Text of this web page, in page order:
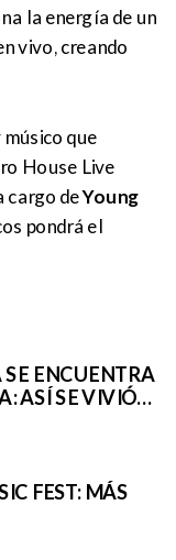
la energía de un
vivo, creando
músico que
House Live
cargo deYoung
pondrá el
ENCUENTRA
ASÍ SE VIVIÓ
IQOS EN EL
FEST: MÁS